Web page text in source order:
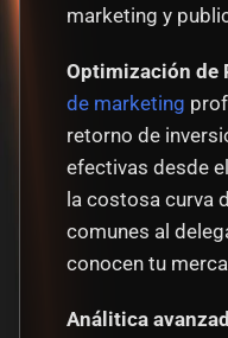
marketing y
Optimización de
de marketing
retorno de
efectivas desde
la costosa curva
comunes al
conocen tu
Análitica